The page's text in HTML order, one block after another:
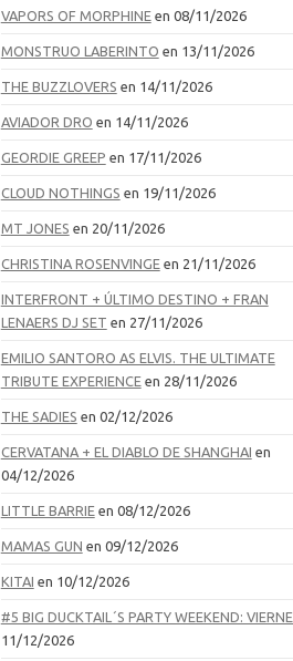
VAPORS OF MORPHINEen 08/11/2026
MONSTRUO LABERINTO en 13/11/2026
THE BUZZLOVERS en 14/11/2026
AVIADOR DRO en 14/11/2026
GEORDIE GREEP en 17/11/2026
CLOUD NOTHINGS en 19/11/2026
MT JONES en 20/11/2026
CHRISTINA ROSENVINGEen 21/11/2026
INTERFRONT + ÚLTIMO DESTINO + FRAN
LENAERS DJ SET en 27/11/2026
EMILIO SANTORO AS ELVIS. THE ULTIMATE
TRIBUTE EXPERIENCEen 28/11/2026
THE SADIES en 02/12/2026
CERVATANA + EL DIABLO DE SHANGHAI en
04/12/2026
LITTLE BARRIEen 08/12/2026
MAMAS GUN en 09/12/2026
KITAI en 10/12/2026
#5 BIG DUCKTAIL´S PARTY WEEKEND:
11/12/2026